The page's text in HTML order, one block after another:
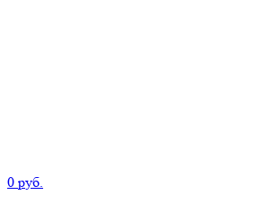
0 руб.